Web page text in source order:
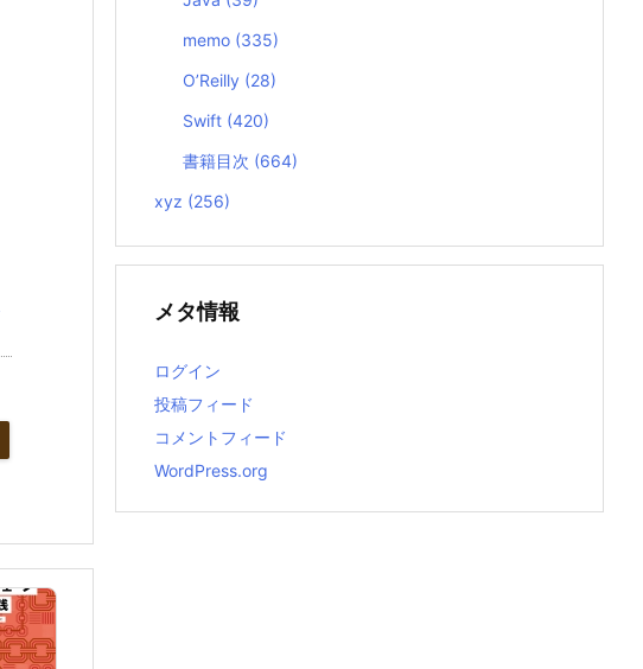
memo (335)
O’Reilly (28)
Swift (420)
書籍目次 (664)
xyz (256)
メタ情報
ログイン
投稿フィード
コメントフィード
WordPress.org